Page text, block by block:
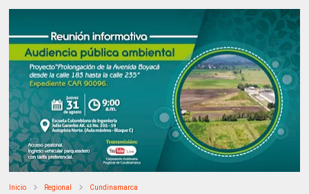
Inicio Regional Cundinamarca